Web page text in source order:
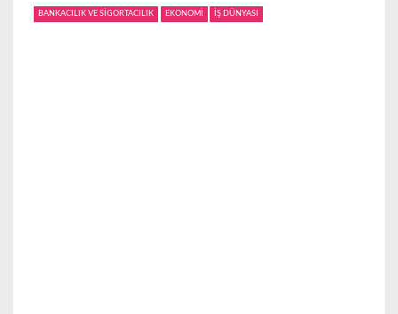
n
BANKACILIK VE SİGORTACILIK EKONOMİ İŞ DÜNYASI